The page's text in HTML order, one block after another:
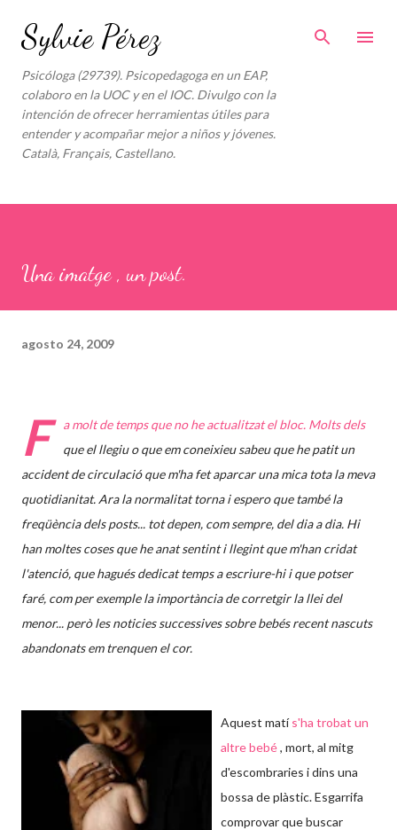
Sylvie Pérez
Psicóloga (29739). Psicopedagoga en un EAP,
colaboro en la UOC y en el IOC. Divulgo con la
intención de ofrecer herramientas útiles para
entender y acompañar mejor a niños y jóvenes.
Català, Français, Castellano.
Una imatge , un post.
agosto 24, 2009
F
a molt de temps que no he actualitzat el bloc. Molts dels
que el llegiu o que em coneixieu sabeu que he patit un
accident de circulació que m'ha fet aparcar una mica tota la meva
quotidianitat. Ara la normalitat torna i espero que també la
freqüència dels posts... tot depen, com sempre, del dia a dia. Hi
han moltes coses que he anat sentint i llegint que m'han cridat
l'atenció, que hagués dedicat temps a escriure-hi i que potser
faré, com per exemple la importància de corretgir la llei del
menor... però les noticies successives sobre bebés recent nascuts
abandonats em trenquen el cor.
Aquest matís'ha trobat un
altre bebé, mort, al mitg
d'escombraries i dins una
bossa de plàstic. Esgarrifa
comprovar que buscar